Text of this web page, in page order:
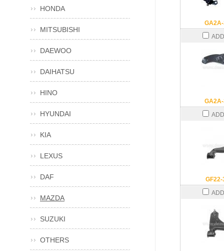
HONDA
MITSUBISHI
DAEWOO
DAIHATSU
HINO
HYUNDAI
KIA
LEXUS
DAF
MAZDA
SUZUKI
OTHERS